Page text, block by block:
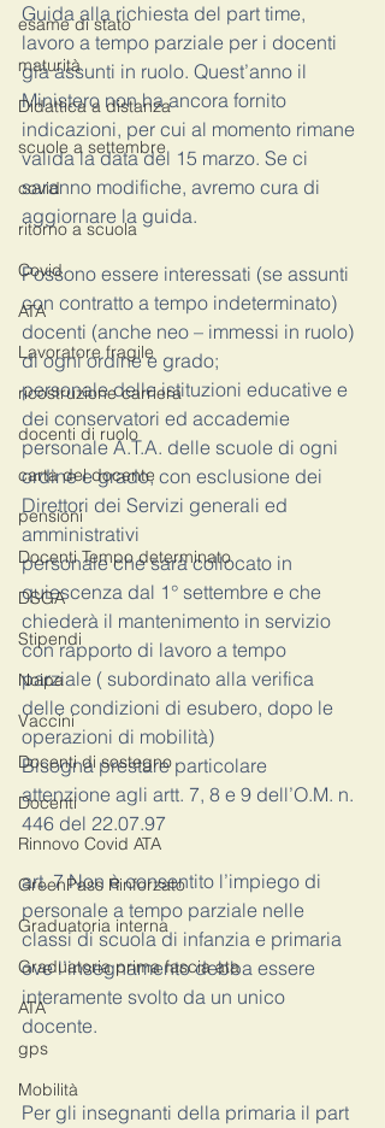
esame di stato
maturità
Didattica a distanza
scuole a settembre
covid
ritorno a scuola
Covid
ATA
Lavoratore fragile
ricostruzione carriera
docenti di ruolo
carta del docente
pensioni
Docenti Tempo determinato
DSGA
Stipendi
Noipa
Vaccini
Docenti di sostegno
Docenti
Rinnovo Covid ATA
GreenPass Rinforzato
Graduatoria interna
Graduatoria prima fascia ata
ATA
gps
Mobilità
Guida alla richiesta del part time,
lavoro a tempo parziale per i docenti
già assunti in ruolo. Quest’anno il
Ministero non ha ancora fornito
indicazioni, per cui al momento rimane
valida la data del 15 marzo. Se ci
saranno modifiche, avremo cura di
aggiornare la guida.
Possono essere interessati (se assunti
con contratto a tempo indeterminato)
docenti (anche neo – immessi in ruolo)
di ogni ordine e grado;
personale delle istituzioni educative e
dei conservatori ed accademie
personale A.T.A. delle scuole di ogni
ordine e grado, con esclusione dei
Direttori dei Servizi generali ed
amministrativi
personale che sarà collocato in
quiescenza dal 1° settembre e che
chiederà il mantenimento in servizio
con rapporto di lavoro a tempo
parziale ( subordinato alla verifica
delle condizioni di esubero, dopo le
operazioni di mobilità)
Bisogna prestare particolare
attenzione agli artt. 7, 8 e 9 dell’O.M. n.
446 del 22.07.97
art. 7 Non è consentito l’impiego di
personale a tempo parziale nelle
classi di scuola di infanzia e primaria
ove l’insegnamento debba essere
interamente svolto da un unico
docente.
Per gli insegnanti della primaria il part